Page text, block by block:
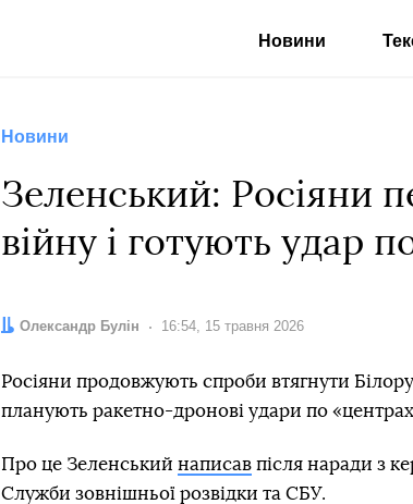
Новини
Новини
Зеленський: Росіяни
війну і готують удар
Автор:
Олександр Булін Дата:
16:54, 15 травня 2026
Росіяни продовжують спроби втягнути
планують ракетно-дронові удари по
Про це Зеленський написав після наради з
Служби зовнішньої розвідки та СБУ.